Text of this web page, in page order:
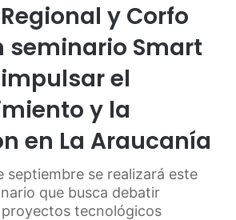
y Corfo
seminario Smart
el
y la
en La Araucanía
septiembre se realizará este
que busca debatir
tecnológicos